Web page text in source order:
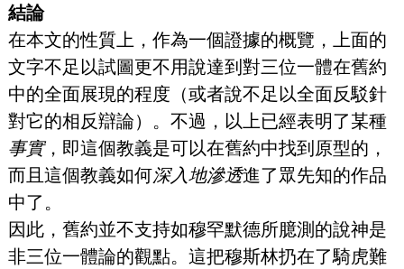
結論
在本文的性質上，作為一個證據的概覽，上面的
文字不足以試圖更不用說達到對三位一體在舊約
中的全面展現的程度（或者說不足以全面反駁針
對它的相反辯論）。不過，以上已經表明了某種
事實，即這個教義是可以在舊約中找到原型的，
而且這個教義如何深入地滲透進了眾先知的作品
中了。
因此，舊約並不支持如穆罕默德所臆測的說神是
非三位一體論的觀點。這把穆斯林扔在了騎虎難